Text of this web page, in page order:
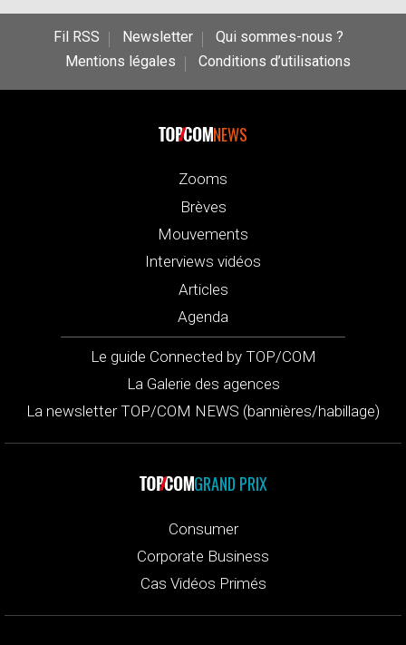
Fil RSS Newsletter
Qui sommes-nous ?
Mentions légales
Conditions d’utilisations
NEWS
Zooms
Brèves
Mouvements
Interviews vidéos
Articles
Agenda
Le guide Connected by TOP/COM
La Galerie des agences
La newsletter TOP/COM NEWS (bannières/habillage)
GRAND PRIX
Consumer
Corporate Business
Cas Vidéos Primés